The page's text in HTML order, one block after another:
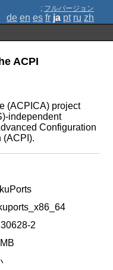
; フルバージョン
de en es fr ja pt ru zh
ACPI
(ACPICA) project
independent
Configuration
(ACPI).
2